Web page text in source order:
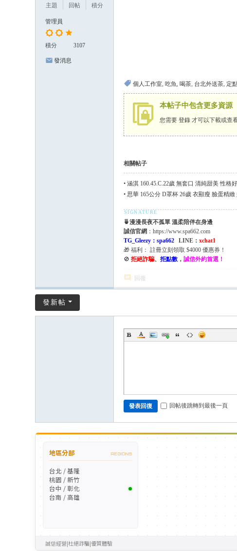
主題
回帖
積分
管理員
積分 3107
發消息
個人工作室, 吃魚, 喝茶, 台北外送茶, 定
本帖子中包含更多資源
您需要 登錄 才可以下載或查
相關帖子
• 涵淇 160.45.C.22歲 無套口 清純甜美 性格
• 思華 165公分 D罩杯 26歲 衣顯瘦 臉蛋精
🍵漫漫長夜不孤單 溫柔陪伴在身邊
誠信官網 ：https://www.spa662.com
TG_Gleezy：spa662 LINE： xchat1
🎁 福利： 註冊立刻領取 $4000 優惠券！
🚫 拒絕詐騙、 拒點數 ， 誠信外約首選！
回復
發新帖
發表回復 回帖後跳轉到最後一頁
地區分部 REGIONS
台北 / 基隆
桃園 / 新竹
台中 / 彰化
台南 / 高雄
誠信經營|杜絕詐騙|優質體驗